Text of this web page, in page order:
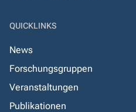
QUICKLINKS
News
Forschungsgruppen
Veranstaltungen
Publikationen